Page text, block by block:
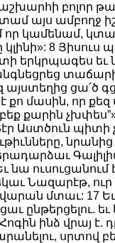
բոլոր
այս ամբողջ
որ կամենամ,
կլինի»: 8
երկրպագես
ցա՛ծ
մասին, որ քեզ
քարին
Աստծուն
ուսուցանում
Նազարէթ, ուր
մտաւ: 17
ընթերցելու.
ինձ վրայ
սրտով